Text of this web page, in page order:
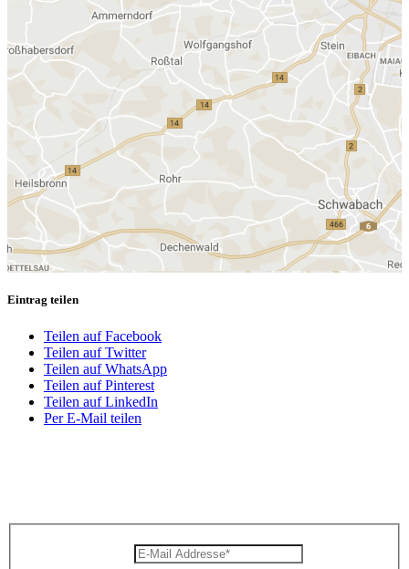
Eintrag teilen
Teilen auf Facebook
Teilen auf Twitter
Teilen auf WhatsApp
Teilen auf Pinterest
Teilen auf LinkedIn
Per E-Mail teilen